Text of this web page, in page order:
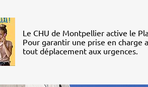
Le CHU de Montpellier active le
Pour garantir une prise en charge
tout déplacement aux urgences.